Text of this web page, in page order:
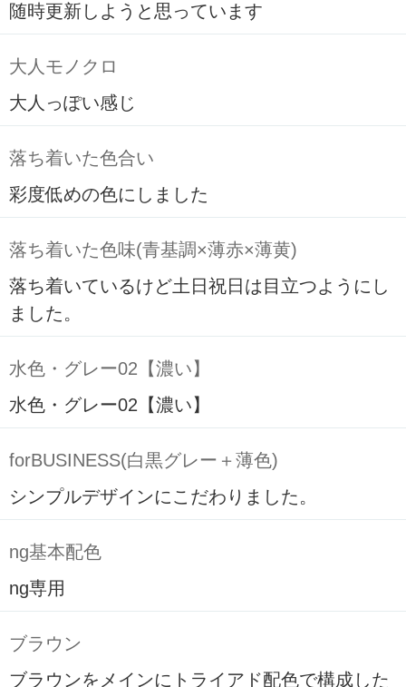
随時更新しようと思っています
大人モノクロ
大人っぽい感じ
落ち着いた色合い
彩度低めの色にしました
落ち着いた色味(青基調×薄赤×薄黄)
落ち着いているけど土日祝日は目立つようにし
ました。
水色・グレー02【濃い】
水色・グレー02【濃い】
forBUSINESS(白黒グレー＋薄色)
シンプルデザインにこだわりました。
ng基本配色
ng専用
ブラウン
ブラウンをメインにトライアド配色で構成した